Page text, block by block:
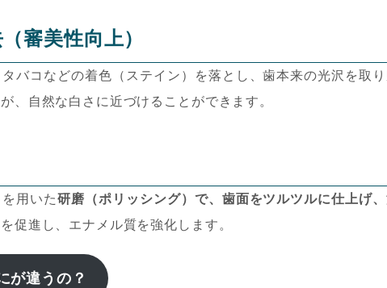
審美性向上）
バコなどの着色（ステイン）を落とし、歯本来の光沢を取
、自然な白さに近づけることができます。
用いた研磨（ポリッシング）で、歯面をツルツルに仕上げ
促進し、エナメル質を強化します。
が違うの？